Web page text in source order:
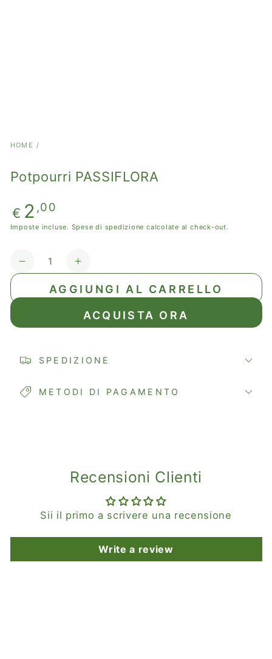
HOME /
Potpourri PASSIFLORA
Prezzo
regolare
€ 2 ,00
Imposte incluse. Spese di spedizione calcolate al check-out.
Quantità
Diminuisci
per
PASSIFLORA
Aumenta
per
Potpourri
PASSIFLORA
AGGIUNGI AL CARRELLO
ACQUISTA ORA
SPEDIZIONE
METODI DI PAGAMENTO
Recensioni Clienti
Sii il primo a scrivere una recensione
Write a review